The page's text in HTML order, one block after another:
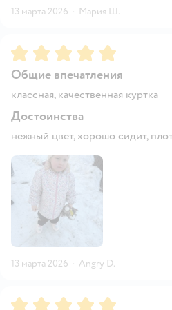
13 марта 2026 · Мария Ш.
Рейтинг:5
Общие впечатления
классная, качественная куртка
Достоинства
нежный цвет, хорошо сидит,
13 марта 2026 · Angry D.
Рейтинг:5